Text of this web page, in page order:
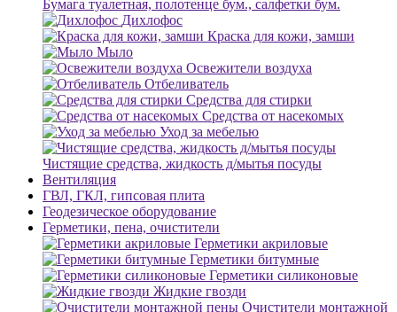
Бумага туалетная, полотенце бум., салфетки бум.
Дихлофос
Краска для кожи, замши
Мыло
Освежители воздуха
Отбеливатель
Средства для стирки
Средства от насекомых
Уход за мебелью
Чистящие средства, жидкость д/мытья посуды
Вентиляция
ГВЛ, ГКЛ, гипсовая плита
Геодезическое оборудование
Герметики, пена, очистители
Герметики акриловые
Герметики битумные
Герметики силиконовые
Жидкие гвозди
Очистители монтажной